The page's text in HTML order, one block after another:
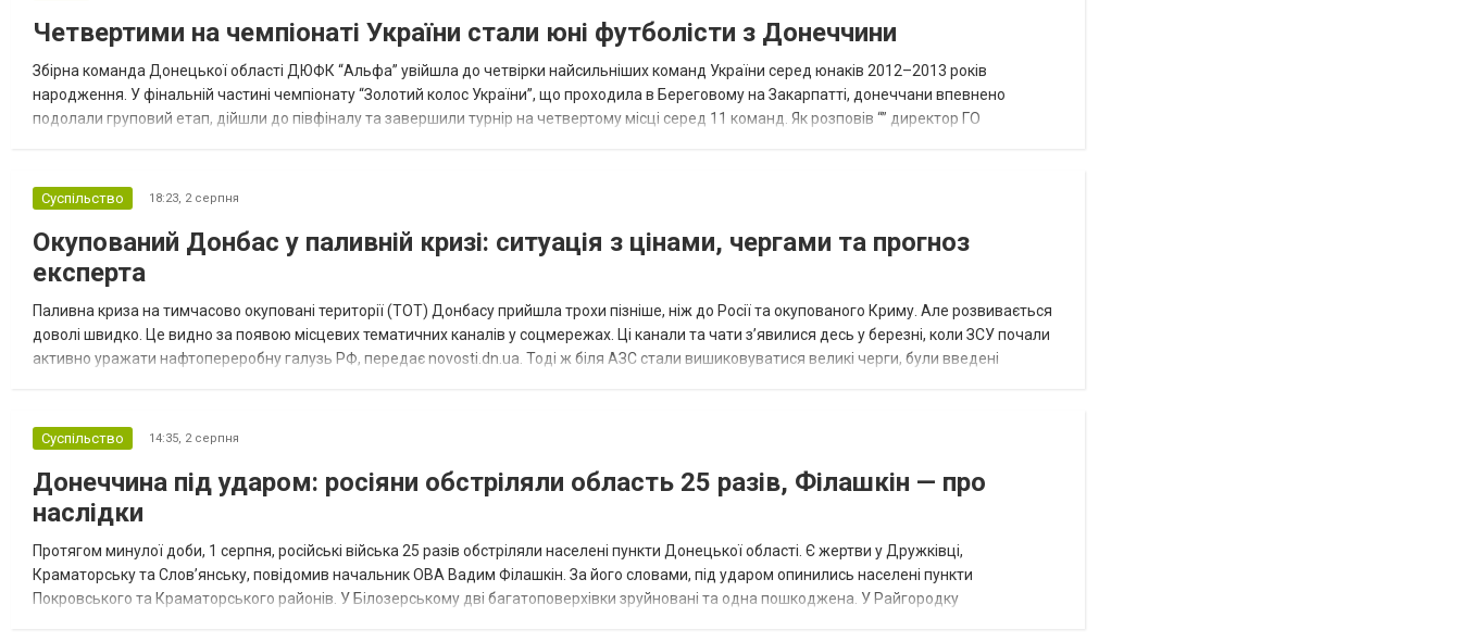
Четвертими на чемпіонаті України стали юні футболісти з Донеччини
Збірна команда Донецької області ДЮФК “Альфа” увійшла до четвірки найсильніших команд України серед юнаків 2012–2013 років
народження. У фінальній частині чемпіонату “Золотий колос України”, що проходила в Береговому на Закарпатті, донеччани впевнено
подолали груповий етап, дійшли до півфіналу та завершили турнір на четвертому місці серед 11 команд. Як розповів “” директор ГО
Суспільство 18:23, 2 серпня
Окупований Донбас у паливній кризі: ситуація з цінами, чергами та прогноз
експерта
Паливна криза на тимчасово окуповані території (ТОТ) Донбасу прийшла трохи пізніше, ніж до Росії та окупованого Криму. Але розвивається
доволі швидко. Це видно за появою місцевих тематичних каналів у соцмережах. Ці канали та чати з’явилися десь у березні, коли ЗСУ почали
активно уражати нафтопереробну галузь РФ, передає novosti.dn.ua. Тоді ж біля АЗС стали вишиковуватися великі черги, були введені
Суспільство 14:35, 2 серпня
Донеччина під ударом: росіяни обстріляли область 25 разів, Філашкін — про
наслідки
Протягом минулої доби, 1 серпня, російські війська 25 разів обстріляли населені пункти Донецької області. Є жертви у Дружківці,
Краматорську та Слов’янську, повідомив начальник ОВА Вадим Філашкін. За його словами, під ударом опинились населені пункти
Покровського та Краматорського районів. У Білозерському дві багатоповерхівки зруйновані та одна пошкоджена. У Райгородку